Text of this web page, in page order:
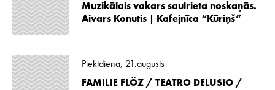
Muzikālais vakars saulrieta noskaņās.
Aivars Konutis | Kafejnīca “Kūriņš”
Piektdiena, 21.augusts
FAMILIE FLÖZ / TEATRO DELUSIO /